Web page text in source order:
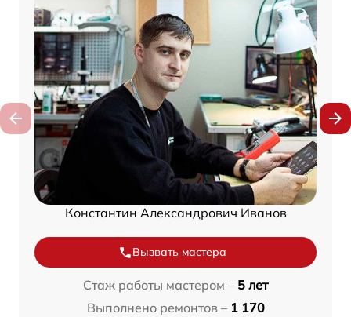
Константин Александрович Иванов
Вызвать мастера
Стаж работы мастером – 5 лет
Выполнено ремонтов – 1 170